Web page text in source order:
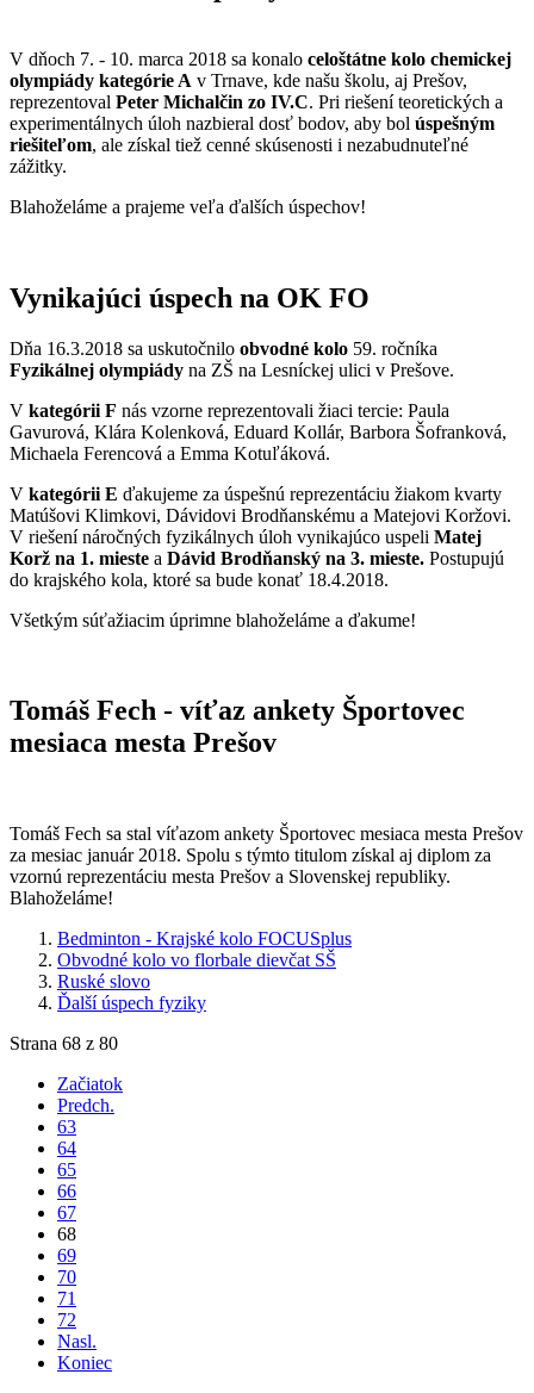
V dňoch 7. - 10. marca 2018 sa konalo celoštátne kolo chemickej
olympiády kategórie A v Trnave, kde našu školu, aj Prešov,
reprezentoval Peter Michalčin zo IV.C. Pri riešení teoretických a
experimentálnych úloh nazbieral dosť bodov, aby bol úspešným
riešiteľom, ale získal tiež cenné skúsenosti i nezabudnuteľné
zážitky.
Blahoželáme a prajeme veľa ďalších úspechov!
Vynikajúci úspech na OK FO
Dňa 16.3.2018 sa uskutočnilo obvodné kolo 59. ročníka
Fyzikálnej olympiády na ZŠ na Lesníckej ulici v Prešove.
V kategórii F nás vzorne reprezentovali žiaci tercie: Paula
Gavurová, Klára Kolenková, Eduard Kollár, Barbora Šofranková,
Michaela Ferencová a Emma Kotuľáková.
V kategórii E ďakujeme za úspešnú reprezentáciu žiakom kvarty
Matúšovi Klimkovi, Dávidovi Brodňanskému a Matejovi Koržovi.
V riešení náročných fyzikálnych úloh vynikajúco uspeli Matej
Korž na 1. mieste a Dávid Brodňanský na 3. mieste. Postupujú
do krajského kola, ktoré sa bude konať 18.4.2018.
Všetkým súťažiacim úprimne blahoželáme a ďakume!
Tomáš Fech - víťaz ankety Športovec
mesiaca mesta Prešov
Tomáš Fech sa stal víťazom ankety Športovec mesiaca mesta Prešov
za mesiac január 2018. Spolu s týmto titulom získal aj diplom za
vzornú reprezentáciu mesta Prešov a Slovenskej republiky.
Blahoželáme!
Bedminton - Krajské kolo FOCUSplus
Obvodné kolo vo florbale dievčat SŠ
Ruské slovo
Ďalší úspech fyziky
Strana 68 z 80
Začiatok
Predch.
63
64
65
66
67
68
69
70
71
72
Nasl.
Koniec